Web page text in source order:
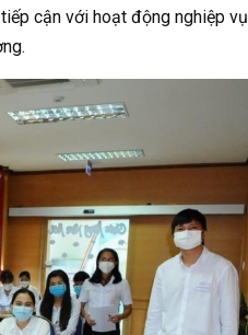
cận với hoạt động nghiệp vụ